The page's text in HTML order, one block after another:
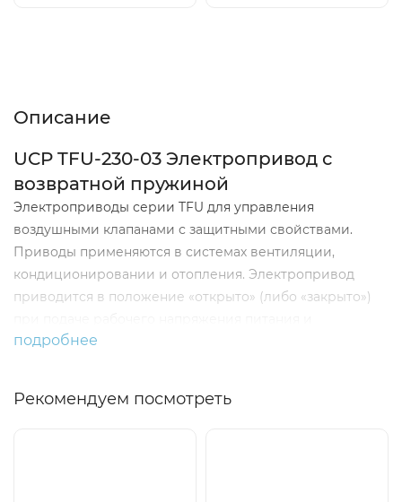
Описание
UCP TFU-230-03 Электропривод с
возвратной пружиной
Электроприводы серии TFU для управления
воздушными клапанами с защитными свойствами.
Приводы применяются в системах вентиляции,
кондиционировании и отопления. Электропривод
приводится в положение «открыто» (либо «закрыто»)
удерживается в этом положении. В случае аварийного
создаваемого пружиной.
подробнее
Рекомендуем посмотреть